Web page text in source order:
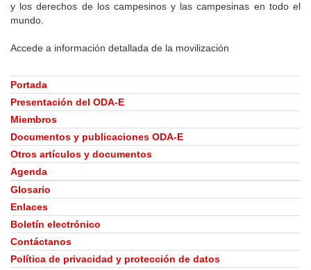
y los derechos de los campesinos y las campesinas en todo el
mundo.
Accede a información detallada de la movilización
Portada
Presentación del ODA-E
Miembros
Documentos y publicaciones ODA-E
Otros artículos y documentos
Agenda
Glosario
Enlaces
Boletín electrónico
Contáctanos
Política de privacidad y protección de datos